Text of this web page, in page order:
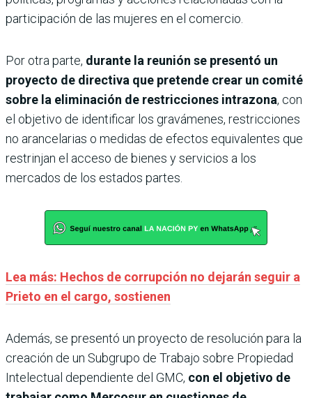
participación de las mujeres en el comercio.
Por otra parte, durante la reunión se presentó un
proyecto de directiva que pretende crear un comité
sobre la eliminación de restricciones intrazona, con
el objetivo de identificar los gravámenes, restricciones
no arancelarias o medidas de efectos equivalentes que
restrinjan el acceso de bienes y servicios a los
mercados de los estados partes.
Lea más: Hechos de corrupción no dejarán seguir a
Prieto en el cargo, sostienen
Además, se presentó un proyecto de resolución para la
creación de un Subgrupo de Trabajo sobre Propiedad
Intelectual dependiente del GMC, con el objetivo de